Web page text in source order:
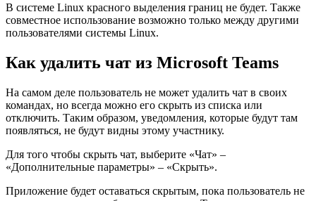
В системе Linux красного выделения границ не будет. Также
совместное использование возможно только между другими
пользователями системы Linux.
Как удалить чат из Microsoft Teams
На самом деле пользователь не может удалить чат в своих
командах, но всегда можно его скрыть из списка или
отключить. Таким образом, уведомления, которые будут там
появляться, не будут видны этому участнику.
Для того чтобы скрыть чат, выберите «Чат» –
«Дополнительные параметры» – «Скрыть».
Приложение будет оставаться скрытым, пока пользователь не